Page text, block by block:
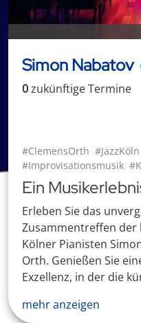
Simon Nabatov
0zukünftigeTermine
#ClemensOrth #JazzKöln
#Improvisationsmusik
Ein
Erleben Sie das
Zusammentreffen der
Kölner Pianisten
Orth. Genießen Sie
Exzellenz, in der die
mehr anzeigen